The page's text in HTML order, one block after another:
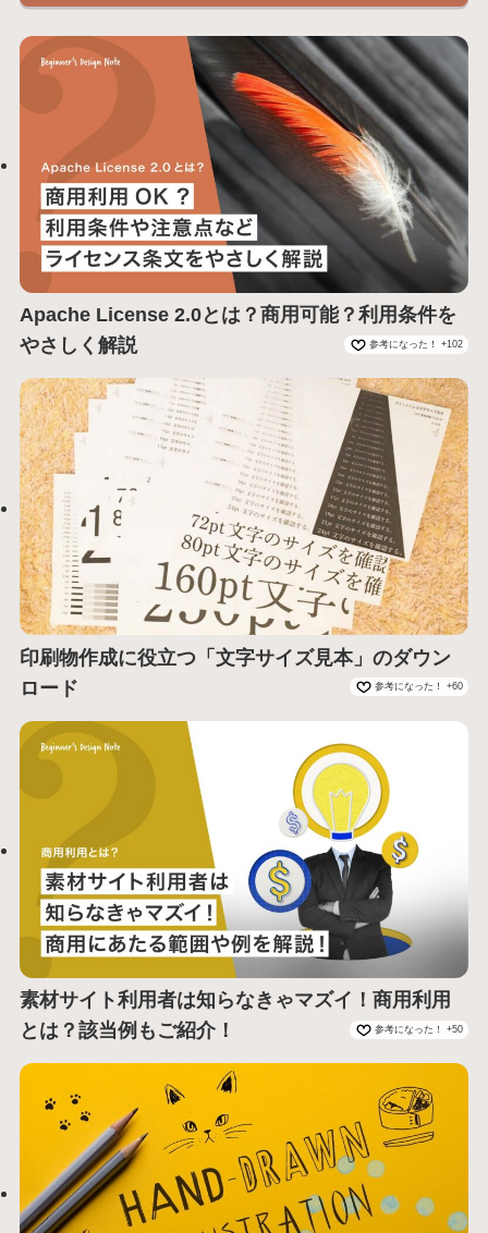
Apache License 2.0とは？商用可能？利用条件を
やさしく解説
参考になった！ +102
印刷物作成に役立つ「文字サイズ見本」のダウン
ロード
参考になった！ +60
素材サイト利用者は知らなきゃマズイ！商用利用
とは？該当例もご紹介！
参考になった！ +50